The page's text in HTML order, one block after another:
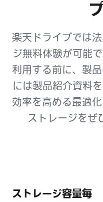
楽天ドライブでは
ジ無料体験が可能
利用する前に、製
には製品紹介資料
効率を高める最適
ストレージをぜ
ストレージ容量毎